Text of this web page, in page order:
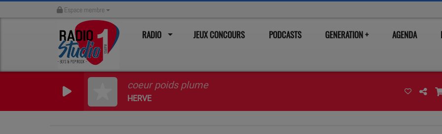
Espace membre
RADIO JEUX CONCOURS PODCASTS GENERATION + AGENDA
coeur poids plume
HERVE